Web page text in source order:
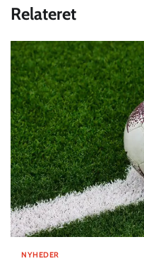
Relateret
NYHEDER